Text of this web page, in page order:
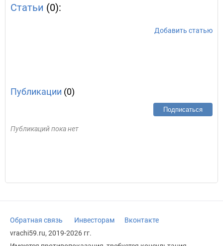
Статьи (0):
Добавить статью
Публикации (0)
Подписаться
Публикаций пока нет
Обратная связь Инвесторам
Вконтакте
vrachi59.ru, 2019-2026 гг.